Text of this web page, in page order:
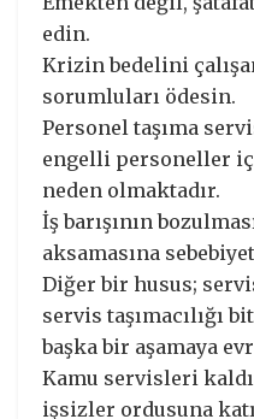
edin.
Krizin bedelini
sorumluları ödesin.
Personel taşıma
engelli personeller
neden olmaktadır.
İş barışının
aksamasına
Diğer bir husus;
servis taşımacılığı
başka bir aşamaya
Kamu servisleri
işsizler ordusuna